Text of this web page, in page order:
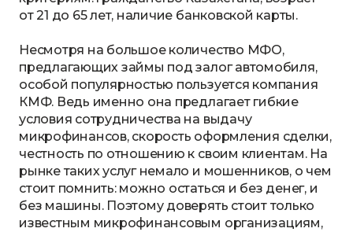
от 21 до 65 лет, наличие банковской карты.
Несмотря на большое количество МФО,
предлагающих займы под залог автомобиля,
особой популярностью пользуется компания
КМФ. Ведь именно она предлагает гибкие
условия сотрудничества на выдачу
микрофинансов, скорость оформления сделки,
честность по отношению к своим клиентам. На
рынке таких услуг немало и мошенников, о чем
стоит помнить: можно остаться и без денег, и
без машины. Поэтому доверять стоит только
известным микрофинансовым организациям,